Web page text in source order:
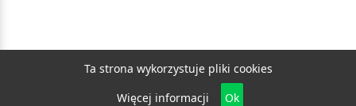
Ta strona wykorzystuje pliki cookies
Więcej informacji
Ok